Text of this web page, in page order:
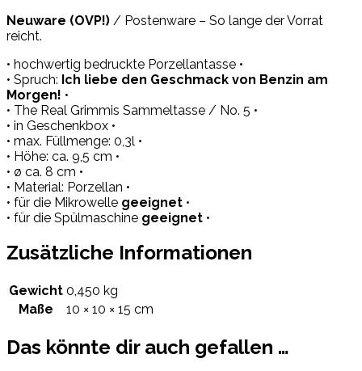
Real
Grimmis
Neuware
Menge
Neuware (OVP!) / Postenware – So lange der Vorrat
reicht.
• hochwertig bedruckte Porzellantasse •
• Spruch: Ich liebe den Geschmack von Benzin am
Morgen! •
• The Real Grimmis Sammeltasse / No. 5 •
• in Geschenkbox •
• max. Füllmenge: 0,3l •
• Höhe: ca. 9,5 cm •
• ø ca. 8 cm •
• Material: Porzellan •
• für die Mikrowelle geeignet •
• für die Spülmaschine geeignet •
Zusätzliche Informationen
Gewicht 0,450 kg
Maße
10 × 10 × 15 cm
Das könnte dir auch gefallen …